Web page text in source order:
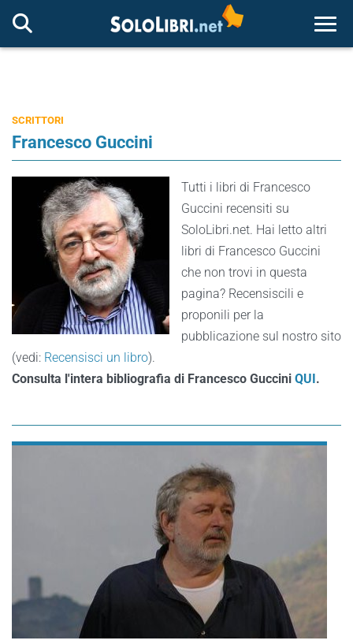
SCRITTORI
Francesco Guccini
Tutti i libri di Francesco
Guccini recensiti su
SoloLibri.net. Hai letto altri
libri di Francesco Guccini
che non trovi in questa
pagina? Recensiscili e
proponili per la
pubblicazione sul nostro sito
(vedi: Recensisci un libro).
Consulta l'intera bibliografia di Francesco Guccini QUI.